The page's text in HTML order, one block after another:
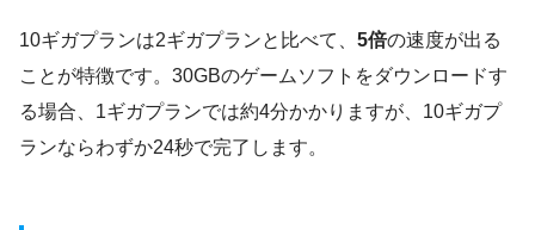
10ギガプランは2ギガプランと比べて、 5倍の速度が出る
ことが特徴です。30GBのゲームソフトをダウンロードす
る場合、1ギガプランでは約4分かかりますが、10ギガプ
ランならわずか24秒で完了します。